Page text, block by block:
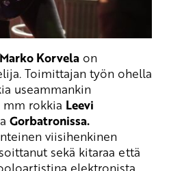
Marko Korvela on
Toimittajan työn ohella
useammankin
mm rokkia Leevi
Gorbatronissa.
viisihenkinen
sekä kitaraa että
elektronista